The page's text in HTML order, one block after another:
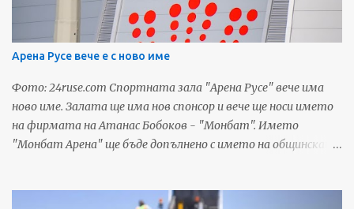
на първокласничката ми, когато го прочете....!? Нямам
думи..." - възмущава се Светослав Николов в социалната
мрежа. Трябва да се вземат някакви мерки, защото ако
продължаваме в същия дух, кварталите на Малката Виена
наистина ще се превърнат в гето. Източник: Дунав Мост
За още любопитни новини и предстоящи събития от Русе,
последвайте ни в социалните мрежи:
Арена Русе вече е с ново име
Фото: 24ruse.com Спортната зала "Арена Русе" вече има
ново име. Залата ще има нов спонсор и вече ще носи името
на фирмата на Атанас Бобоков - "Монбат". Името
"Монбат Арена" ще бъде допълнено с името на общинската
юли 2015-та година. Първото име на